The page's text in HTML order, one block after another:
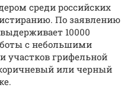
среди российских
По заявлению
10000
с небольшими
участков грифельной
или черный